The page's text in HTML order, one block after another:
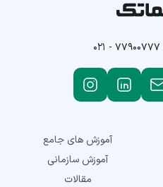
۰۲۱ - ۷۷۹۰۰۷۷۷
آموزش های جامع
آموزش سازمانی
مقالات